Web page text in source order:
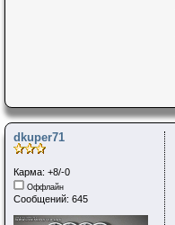
dkuper71
Карма: +8/-0
Оффлайн
Сообщений: 645